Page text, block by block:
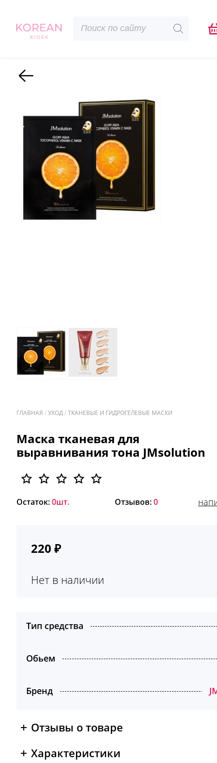
товаров
Назад
ГЛАВНАЯ /УХОД/ТКАНЕВЫЕ И ГИДРОГЕЛЕВЫЕ МАСКИ
Маска тканевая для
выравнивания тона JMsolution
Остаток:0шт. Отзывов: 0
220 ₽
Нет в наличии
Тип средства
Обьем
Бренд
Отзывы о товаре
Характеристики